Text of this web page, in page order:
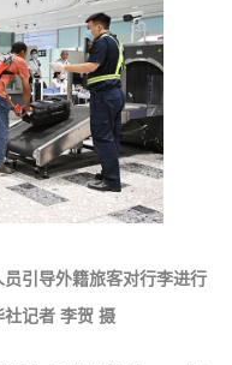
引导外籍旅客对行李进行
社记者 李贺 摄